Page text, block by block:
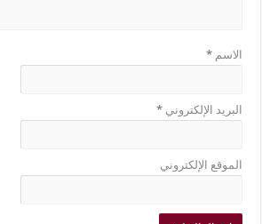
الاسم*
البريد الإلكتروني*
الموقع الإلكتروني